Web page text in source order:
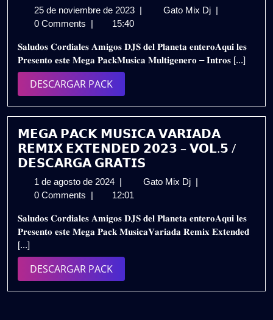
25 de noviembre de 2023 25
de
2023
| Gato Mix Dj 𝗣𝗔𝗖𝗞
–
𝗜𝗡𝗧𝗥𝗢𝗦
𝗗𝗘𝗦𝗖𝗔𝗥𝗚𝗔
𝗚𝗥𝗔𝗧𝗜𝗦
|
0 Comments | 15:40
𝐒𝐚𝐥𝐮𝐝𝐨𝐬 𝐂𝐨𝐫𝐝𝐢𝐚𝐥𝐞𝐬 𝐀𝐦𝐢𝐠𝐨𝐬 𝐃𝐉𝐒 𝐝𝐞𝐥 𝐏𝐥𝐚𝐧𝐞𝐭𝐚 𝐞𝐧𝐭𝐞𝐫𝐨𝐀𝐪𝐮𝐢́ 𝐥𝐞𝐬
𝐏𝐫𝐞𝐬𝐞𝐧𝐭𝐨 𝐞𝐬𝐭𝐞 𝐌𝐞𝐠𝐚 𝐏𝐚𝐜𝐤𝐌𝐮𝐬𝐢𝐜𝐚 𝐌𝐮𝐥𝐭𝐢𝐠𝐞𝐧𝐞𝐫𝐨 – 𝐈𝐧𝐭𝐫𝐨𝐬 [...]
DESCARGAR PACKDESCARGAR
PACK
𝗠𝗘𝗚𝗔 𝗣𝗔𝗖𝗞 𝗠𝗨𝗦𝗜𝗖𝗔 𝗩𝗔𝗥𝗜𝗔𝗗𝗔
𝗥𝗘𝗠𝗜𝗫 𝗘𝗫𝗧𝗘𝗡𝗗𝗘𝗗 𝟮𝟬𝟮𝟯 – 𝗩𝗢𝗟.𝟱 /
𝗗𝗘𝗦𝗖𝗔𝗥𝗚𝗔 𝗚𝗥𝗔𝗧𝗜𝗦
1 de agosto de 2024 1
de
de
2024
| Gato Mix Dj 𝗠𝗘𝗚𝗔
𝗩𝗔𝗥𝗜𝗔𝗗𝗔
𝗥𝗘𝗠𝗜𝗫
|
0 Comments | 12:01
𝐒𝐚𝐥𝐮𝐝𝐨𝐬 𝐂𝐨𝐫𝐝𝐢𝐚𝐥𝐞𝐬 𝐀𝐦𝐢𝐠𝐨𝐬 𝐃𝐉𝐒 𝐝𝐞𝐥 𝐏𝐥𝐚𝐧𝐞𝐭𝐚 𝐞𝐧𝐭𝐞𝐫𝐨𝐀𝐪𝐮𝐢 𝐥𝐞𝐬
𝐏𝐫𝐞𝐬𝐞𝐧𝐭𝐨 𝐞𝐬𝐭𝐞 𝐌𝐞𝐠𝐚 𝐏𝐚𝐜𝐤 𝐌𝐮𝐬𝐢𝐜𝐚𝐕𝐚𝐫𝐢𝐚𝐝𝐚 𝐑𝐞𝐦𝐢𝐱 𝐄𝐱𝐭𝐞𝐧𝐝𝐞𝐝
[...]
DESCARGAR PACKDESCARGAR
PACK